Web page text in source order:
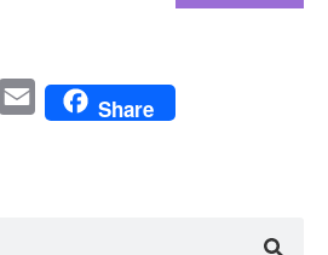
TwitterEmail Share